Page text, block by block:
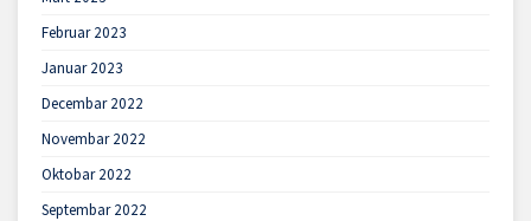
Februar 2023
Januar 2023
Decembar 2022
Novembar 2022
Oktobar 2022
Septembar 2022